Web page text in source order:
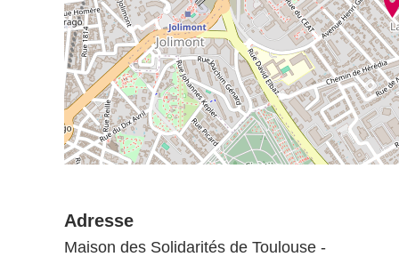
Adresse
Maison des Solidarités de Toulouse -